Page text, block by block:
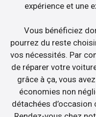
expérience et une
Vous bénéficiez
pourrez du reste
vos nécessités. Par
de réparer votre
grâce à ça, vous
économies non
détachées d’occasion